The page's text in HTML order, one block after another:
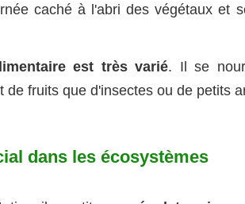
caché à l'abri des végétaux et
est très varié. Il se
de fruits que d'insectes ou de petits
dans les écosystèmes